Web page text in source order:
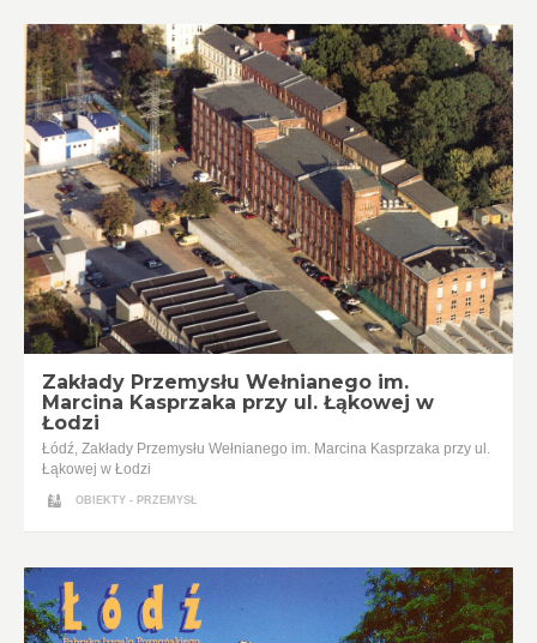
Zakłady Przemysłu Wełnianego im.
Marcina Kasprzaka przy ul. Łąkowej w
Łodzi
Łódź, Zakłady Przemysłu Wełnianego im. Marcina Kasprzaka przy ul.
Łąkowej w Łodzi
OBIEKTY - PRZEMYSŁ